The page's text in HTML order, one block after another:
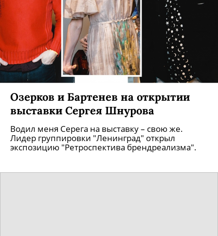
Озерков и Бартенев на открытии
выставки Сергея Шнурова
Водил меня Серега на выставку – свою же.
Лидер группировки "Ленинград" открыл
экспозицию "Ретроспектива брендреализма".